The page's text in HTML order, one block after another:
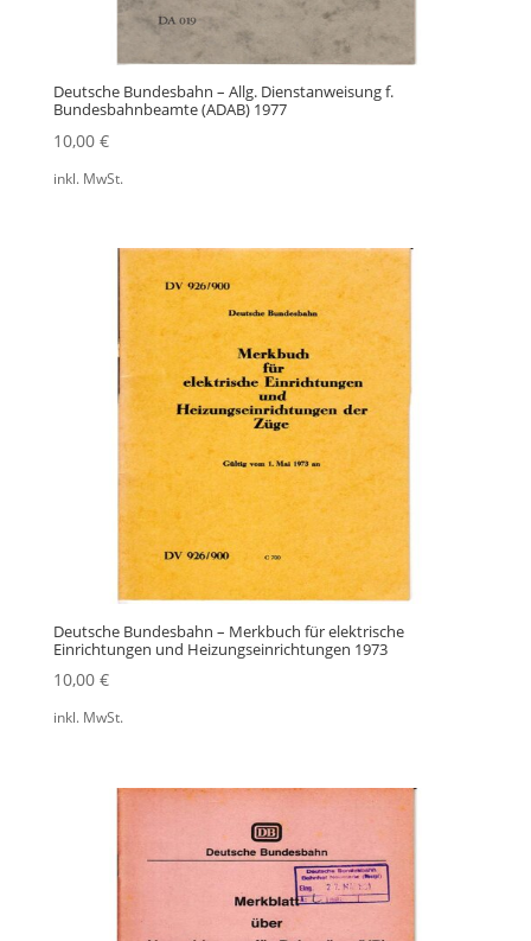
Deutsche Bundesbahn – Allg. Dienstanweisung f.
Bundesbahnbeamte (ADAB) 1977
10,00 €
inkl. MwSt.
Deutsche Bundesbahn – Merkbuch für elektrische
Einrichtungen und Heizungseinrichtungen 1973
10,00 €
inkl. MwSt.